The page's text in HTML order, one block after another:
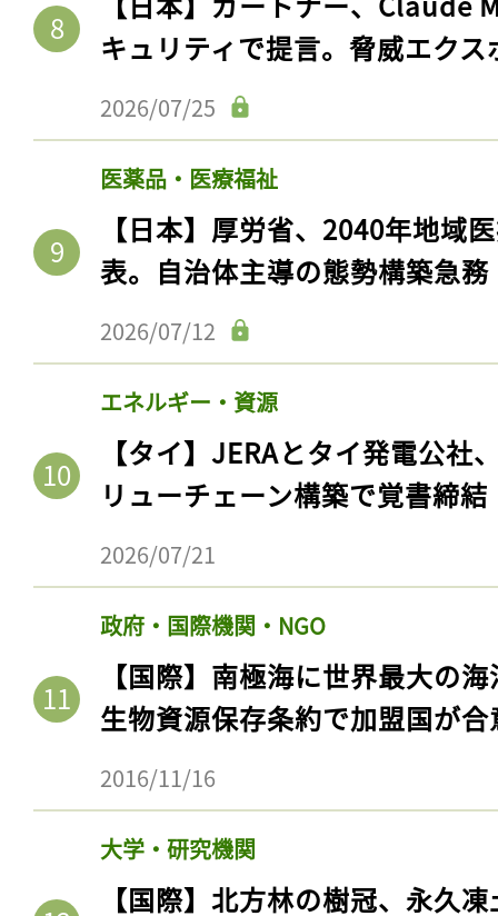
キュリティで提言。脅威エク
2026/07/25
医薬品・医療福祉
【日本】厚労省、2040年地域
表。自治体主導の態勢構築急務
2026/07/12
エネルギー・資源
【タイ】JERAとタイ発電公社
リューチェーン構築で覚書締結
2026/07/21
政府・国際機関・NGO
【国際】南極海に世界最大の
生物資源保存条約で加盟国が合
2016/11/16
大学・研究機関
【国際】北方林の樹冠、永久